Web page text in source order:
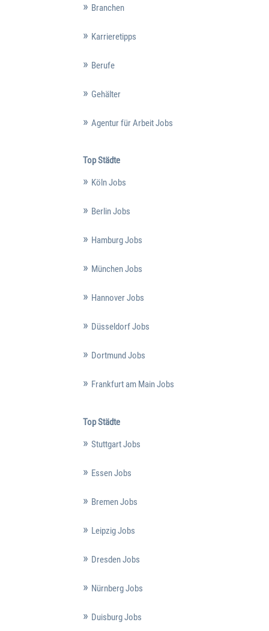
Branchen
Karrieretipps
Berufe
Gehälter
Agentur für Arbeit Jobs
Top Städte
Köln Jobs
Berlin Jobs
Hamburg Jobs
München Jobs
Hannover Jobs
Düsseldorf Jobs
Dortmund Jobs
Frankfurt am Main Jobs
Top Städte
Stuttgart Jobs
Essen Jobs
Bremen Jobs
Leipzig Jobs
Dresden Jobs
Nürnberg Jobs
Duisburg Jobs